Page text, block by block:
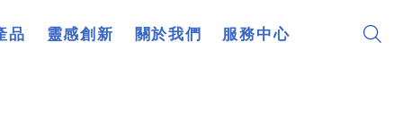
品 靈感創新 關於我們 服務中心